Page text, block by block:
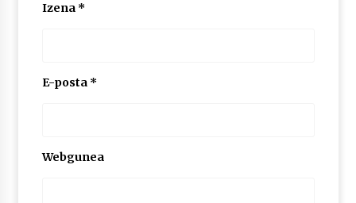
Izena *
E-posta *
Webgunea